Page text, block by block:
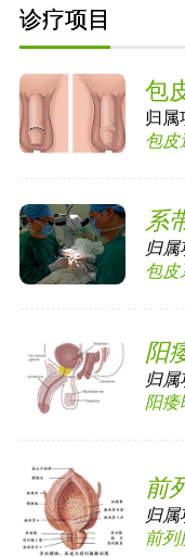
诊疗项目
包
归属
包皮
系
归属
包皮
阳
归属
阳痿
前
归属
前列